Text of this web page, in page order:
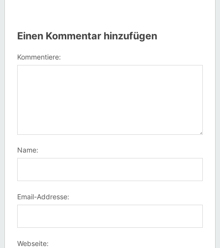
Einen Kommentar hinzufügen
Kommentiere:
Name:
Email-Addresse:
Webseite: